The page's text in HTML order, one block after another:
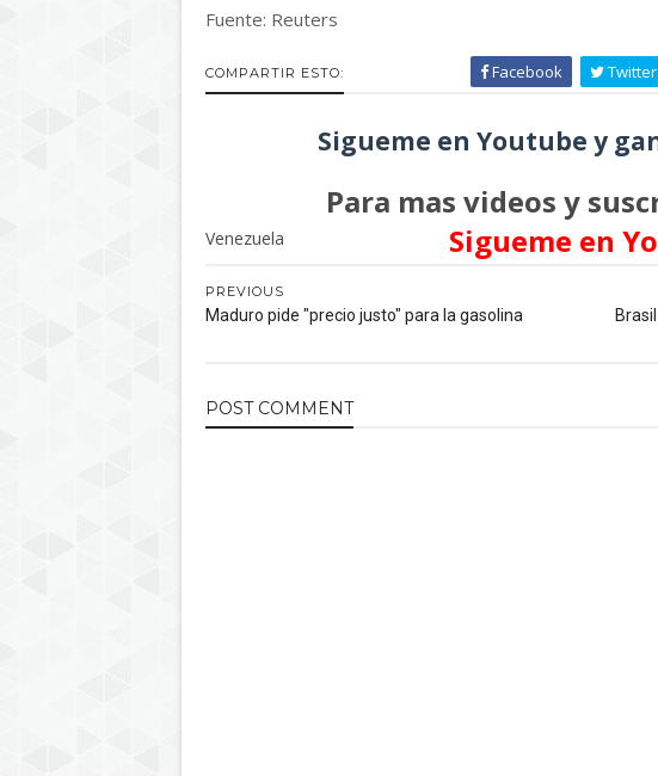
Fuente: Reuters
COMPARTIR ESTO: Facebook Twitter
Sigueme en Youtube y
Para mas videos y
Sigueme en
Venezuela
PREVIOUS
Maduro pide "precio justo" para la gasolina
POST COMMENT